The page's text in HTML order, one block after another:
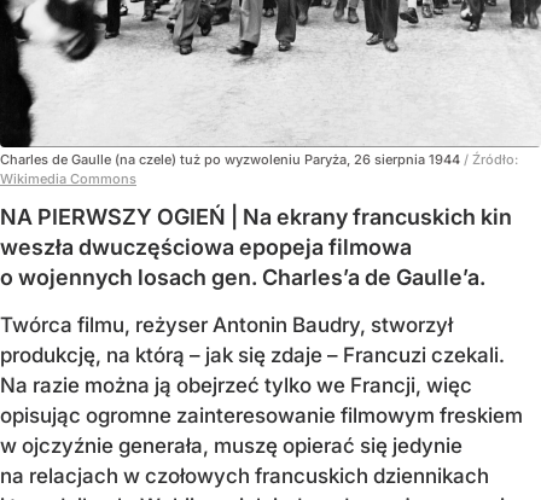
Charles de Gaulle (na czele) tuż po wyzwoleniu Paryża, 26 sierpnia 1944 / Źródło:
Wikimedia Commons
NA PIERWSZY OGIEŃ | Na ekrany francuskich kin
weszła dwuczęściowa epopeja filmowa
o wojennych losach gen. Charles’a de Gaulle’a.
Twórca filmu, reżyser Antonin Baudry, stworzył
produkcję, na którą – jak się zdaje – Francuzi czekali.
Na razie można ją obejrzeć tylko we Francji, więc
opisując ogromne zainteresowanie filmowym freskiem
w ojczyźnie generała, muszę opierać się jedynie
na relacjach w czołowych francuskich dziennikach